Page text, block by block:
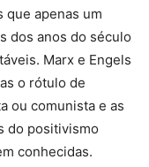
apenas um
dos anos do século
Marx e Engels
o rótulo de
ou comunista e as
do positivismo
conhecidas.